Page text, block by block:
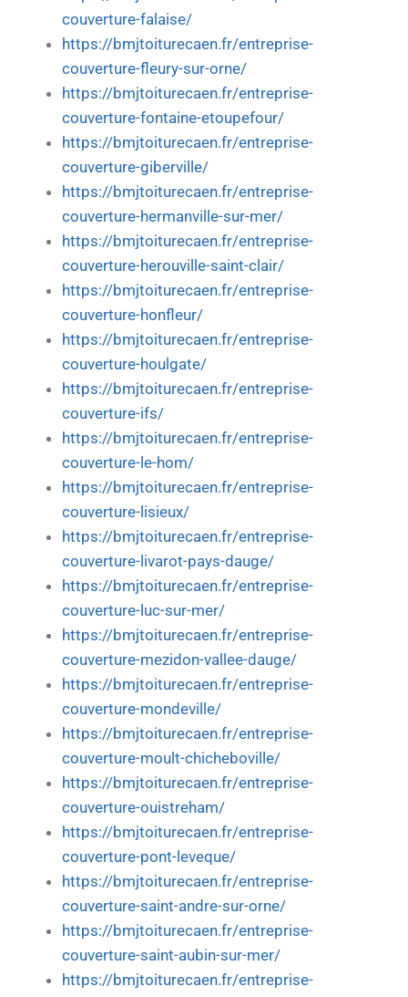
couverture-falaise/
https://bmjtoiturecaen.fr/entreprise-
couverture-fleury-sur-orne/
https://bmjtoiturecaen.fr/entreprise-
couverture-fontaine-etoupefour/
https://bmjtoiturecaen.fr/entreprise-
couverture-giberville/
https://bmjtoiturecaen.fr/entreprise-
couverture-hermanville-sur-mer/
https://bmjtoiturecaen.fr/entreprise-
couverture-herouville-saint-clair/
https://bmjtoiturecaen.fr/entreprise-
couverture-honfleur/
https://bmjtoiturecaen.fr/entreprise-
couverture-houlgate/
https://bmjtoiturecaen.fr/entreprise-
couverture-ifs/
https://bmjtoiturecaen.fr/entreprise-
couverture-le-hom/
https://bmjtoiturecaen.fr/entreprise-
couverture-lisieux/
https://bmjtoiturecaen.fr/entreprise-
couverture-livarot-pays-dauge/
https://bmjtoiturecaen.fr/entreprise-
couverture-luc-sur-mer/
https://bmjtoiturecaen.fr/entreprise-
couverture-mezidon-vallee-dauge/
https://bmjtoiturecaen.fr/entreprise-
couverture-mondeville/
https://bmjtoiturecaen.fr/entreprise-
couverture-moult-chicheboville/
https://bmjtoiturecaen.fr/entreprise-
couverture-ouistreham/
https://bmjtoiturecaen.fr/entreprise-
couverture-pont-leveque/
https://bmjtoiturecaen.fr/entreprise-
couverture-saint-andre-sur-orne/
https://bmjtoiturecaen.fr/entreprise-
couverture-saint-aubin-sur-mer/
https://bmjtoiturecaen.fr/entreprise-